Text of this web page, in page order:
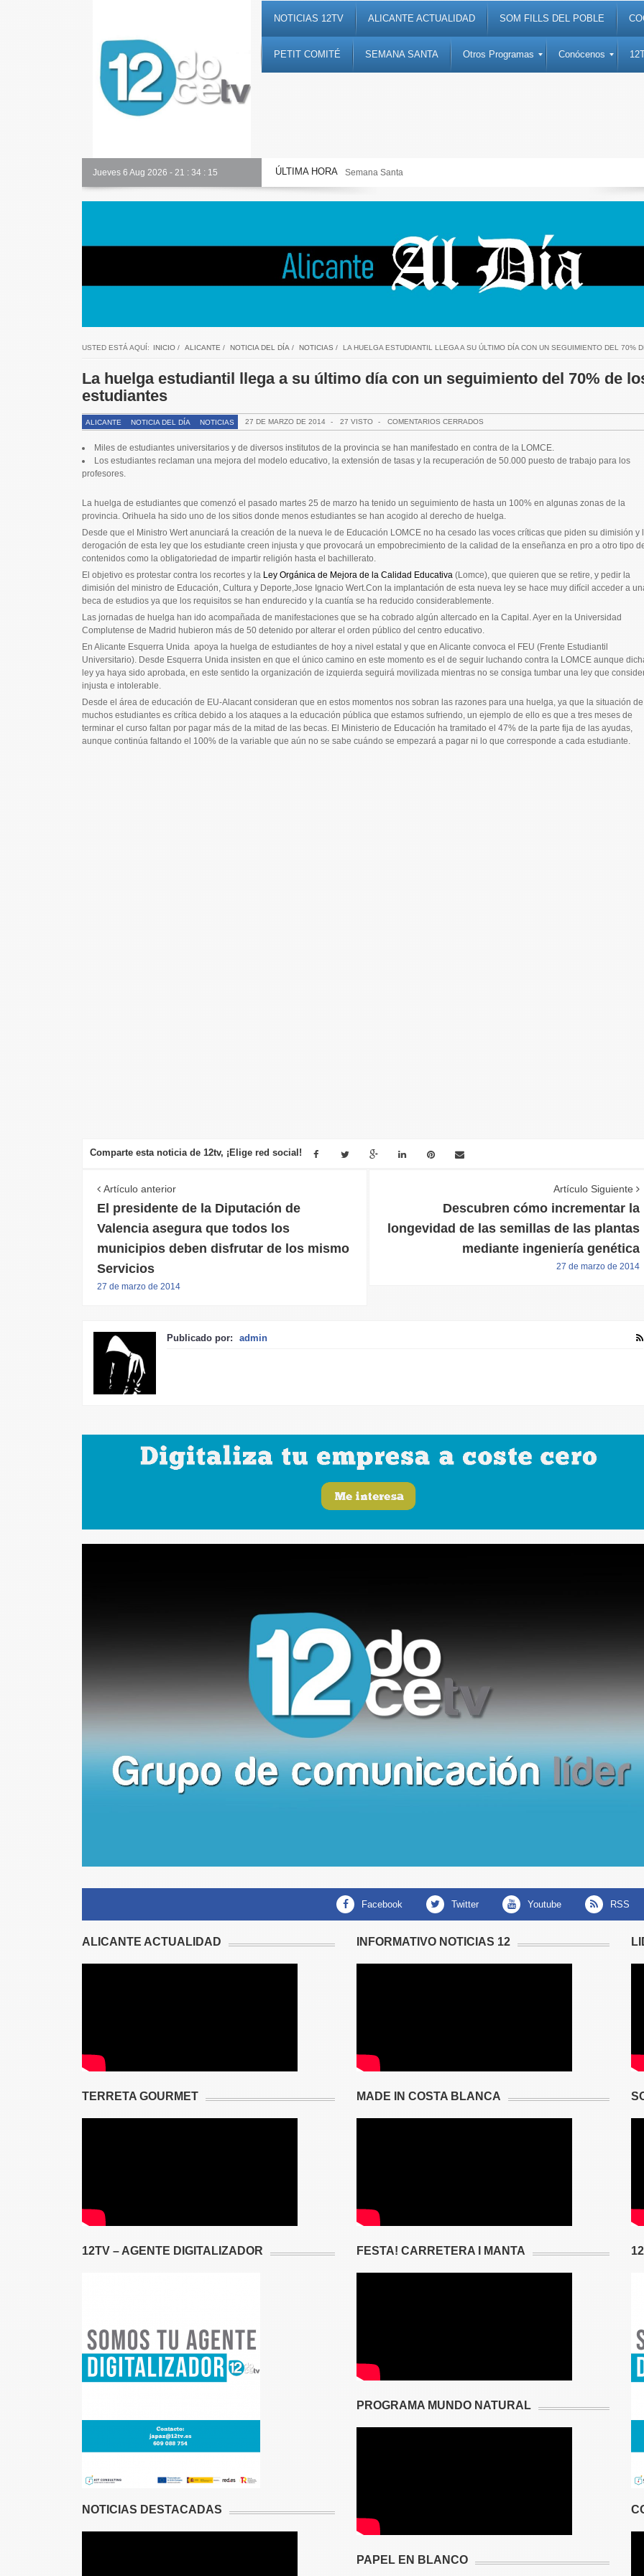
NOTICIAS 12TV ALICANTE ACTUALIDAD SOM FILLS DEL POBLE
PETIT COMITÉ SEMANA SANTA Otros Programas Conócenos
Jueves 6 Aug 2026 - 21 : 34 : 16 ÚLTIMA HORA Semana Santa
USTED ESTÁ AQUÍ: INICIO/ ALICANTE / NOTICIA DEL DÍA / NOTICIAS / LA HUELGA ESTUDIANTIL LLEGA A SU ÚLTIMO DÍA CON UN SEGUIMIENTO DEL 70%
La huelga estudiantil llega a su último día con un seguimiento del 70% de
estudiantes
ALICANTE NOTICIA DEL DÍA NOTICIAS 27 DE MARZO DE 2014 - 27 VISTO - COMENTARIOS CERRADOS
Miles de estudiantes universitarios y de diversos institutos de la provincia se han manifestado en contra de la LOMCE.
Los estudiantes reclaman una mejora del modelo educativo, la extensión de tasas y la recuperación de 50.000 puesto de trabajo para los
profesores.
La huelga de estudiantes que comenzó el pasado martes 25 de marzo ha tenido un seguimiento de hasta un 100% en algunas zonas de la
provincia. Orihuela ha sido uno de los sitios donde menos estudiantes se han acogido al derecho de huelga.
Desde que el Ministro Wert anunciará la creación de la nueva le de Educación LOMCE no ha cesado las voces críticas que piden su dimisión y
derogación de esta ley que los estudiante creen injusta y que provocará un empobrecimiento de la calidad de la enseñanza en pro a otro tipo
contenidos como la obligatoriedad de impartir religión hasta el bachillerato.
El objetivo es protestar contra los recortes y la Ley Orgánica de Mejora de la Calidad Educativa (Lomce), que quieren que se retire, y pedir la
dimisión del ministro de Educación, Cultura y Deporte,Jose Ignacio Wert.Con la implantación de esta nueva ley se hace muy difícil acceder a
beca de estudios ya que los requisitos se han endurecido y la cuantía se ha reducido considerablemente.
Las jornadas de huelga han ido acompañada de manifestaciones que se ha cobrado algún altercado en la Capital. Ayer en la Universidad
Complutense de Madrid hubieron más de 50 detenido por alterar el orden público del centro educativo.
En Alicante Esquerra Unida apoya la huelga de estudiantes de hoy a nivel estatal y que en Alicante convoca el FEU (Frente Estudiantil
Universitario). Desde Esquerra Unida insisten en que el único camino en este momento es el de seguir luchando contra la LOMCE aunque
ley ya haya sido aprobada, en este sentido la organización de izquierda seguirá movilizada mientras no se consiga tumbar una ley que
injusta e intolerable.
Desde el área de educación de EU-Alacant consideran que en estos momentos nos sobran las razones para una huelga, ya que la situación de
muchos estudiantes es crítica debido a los ataques a la educación pública que estamos sufriendo, un ejemplo de ello es que a tres meses de
terminar el curso faltan por pagar más de la mitad de las becas. El Ministerio de Educación ha tramitado el 47% de la parte fija de las ayudas,
aunque continúa faltando el 100% de la variable que aún no se sabe cuándo se empezará a pagar ni lo que corresponde a cada estudiante.
Comparte esta noticia de 12tv, ¡Elige red social!
Artículo anterior
El presidente de la Diputación de
Valencia asegura que todos los
municipios deben disfrutar de los mismo
Servicios
27 de marzo de 2014
Artículo Siguiente
Descubren cómo incrementar la
longevidad de las semillas de las plantas
mediante ingeniería genética
27 de marzo de 2014
Publicado por: admin
facebook twitter youtube RSS
ALICANTE ACTUALIDAD
TERRETA GOURMET
12TV – AGENTE DIGITALIZADOR
NOTICIAS DESTACADAS
INFORMATIVO NOTICIAS 12
MADE IN COSTA BLANCA
FESTA! CARRETERA I MANTA
PROGRAMA MUNDO NATURAL
PAPEL EN BLANCO